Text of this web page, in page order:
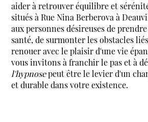
aider à retrouver équilibre et
situés à Rue Nina Berberova à
aux personnes désireuses de
santé, de surmonter les obstacles
renouer avec le plaisir d'une vie
vous invitons à franchir le pas et à
l'hypnosepeut être le levier d'un
et durable dans votre existence.